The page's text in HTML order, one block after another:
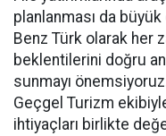
planlanması da
Benz Türk olarak her
beklentilerini doğru
sunmayı
Geçgel Turizm
ihtiyaçları birlikte